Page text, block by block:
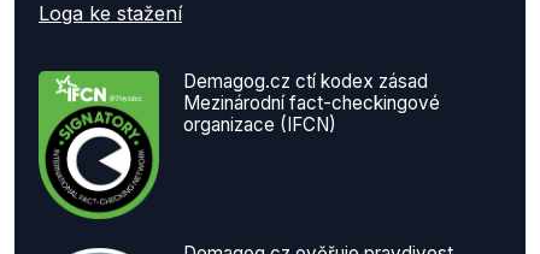
Loga ke stažení
Demagog.cz ctí kodex zásad
Mezinárodní fact-checkingové
organizace (IFCN)